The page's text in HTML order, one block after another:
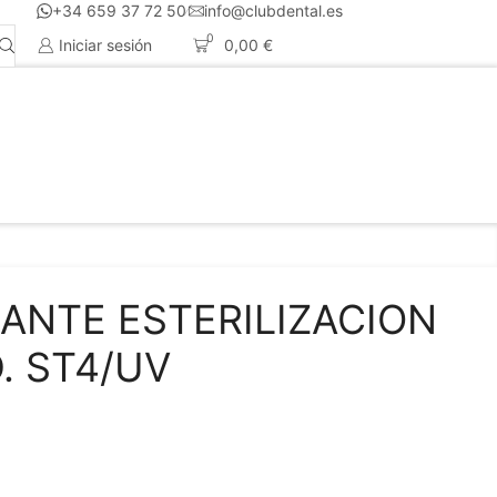
+34 659 37 72 50
info@clubdental.es
Iniciar sesión
0 0,00 €
ESTERILIZACION
ST4/UV